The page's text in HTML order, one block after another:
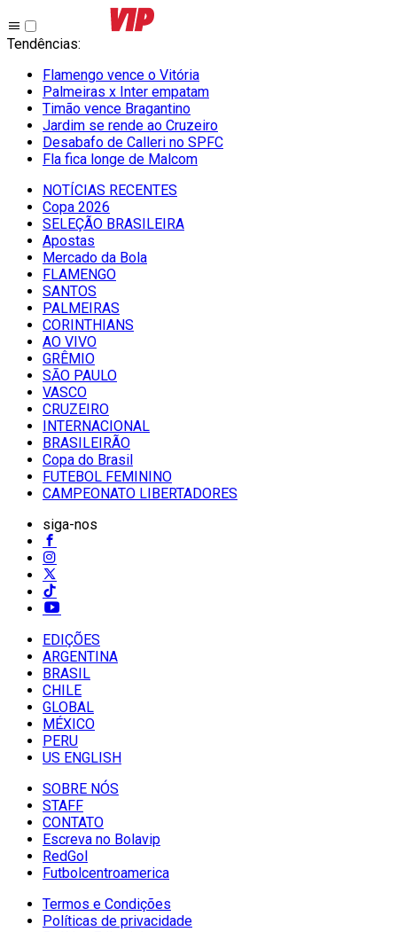
Tendências:
Flamengo vence o Vitória
Palmeiras x Inter empatam
Timão vence Bragantino
Jardim se rende ao Cruzeiro
Desabafo de Calleri no SPFC
Fla fica longe de Malcom
NOTÍCIAS RECENTES
Copa 2026
SELEÇÃO BRASILEIRA
Apostas
Mercado da Bola
FLAMENGO
SANTOS
PALMEIRAS
CORINTHIANS
AO VIVO
GRÊMIO
SĀO PAULO
VASCO
CRUZEIRO
INTERNACIONAL
BRASILEIRÃO
Copa do Brasil
FUTEBOL FEMININO
CAMPEONATO LIBERTADORES
siga-nos
EDIÇÕES
ARGENTINA
BRASIL
CHILE
GLOBAL
MÉXICO
PERU
US ENGLISH
SOBRE NÓS
STAFF
CONTATO
Escreva no Bolavip
RedGol
Futbolcentroamerica
Termos e Condições
Políticas de privacidade